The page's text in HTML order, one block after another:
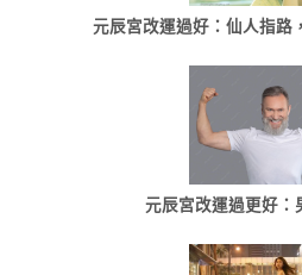
元辰宮改運過好：仙人指路
元辰宮改運過更好：